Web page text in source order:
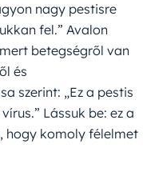
nagy pestisre
fel.” Avalon
betegségről van
és
szerint: „Ez a pestis
Lássuk be: ez a
hogy komoly félelmet